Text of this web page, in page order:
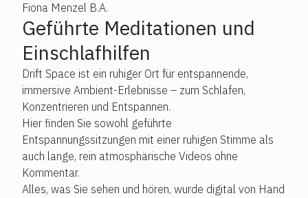
Fiona Menzel B.A.
Geführte Meditationen und
Einschlafhilfen
Drift Space ist ein ruhiger Ort für entspannende,
immersive Ambient-Erlebnisse – zum Schlafen,
Konzentrieren und Entspannen.
Hier finden Sie sowohl geführte
Entspannungssitzungen mit einer ruhigen Stimme als
auch lange, rein atmosphärische Videos ohne
Kommentar.
Alles, was Sie sehen und hören, wurde digital von Hand